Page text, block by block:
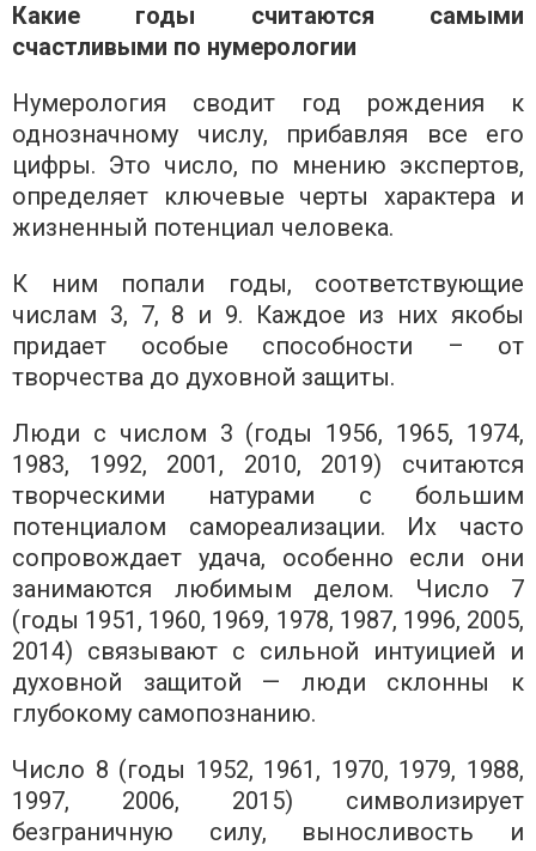
Какие годы считаются самыми
счастливыми по нумерологии
Нумерология сводит год рождения к
однозначному числу, прибавляя все его
цифры. Это число, по мнению экспертов,
определяет ключевые черты характера и
жизненный потенциал человека.
К ним попали годы, соответствующие
числам 3, 7, 8 и 9. Каждое из них якобы
придает особые способности – от
творчества до духовной защиты.
Люди с числом 3 (годы 1956, 1965, 1974,
1983, 1992, 2001, 2010, 2019) считаются
творческими натурами с большим
потенциалом самореализации. Их часто
сопровождает удача, особенно если они
занимаются любимым делом. Число 7
(годы 1951, 1960, 1969, 1978, 1987, 1996, 2005,
2014) связывают с сильной интуицией и
духовной защитой — люди склонны к
глубокому самопознанию.
Число 8 (годы 1952, 1961, 1970, 1979, 1988,
1997, 2006, 2015) символизирует
безграничную силу, выносливость и